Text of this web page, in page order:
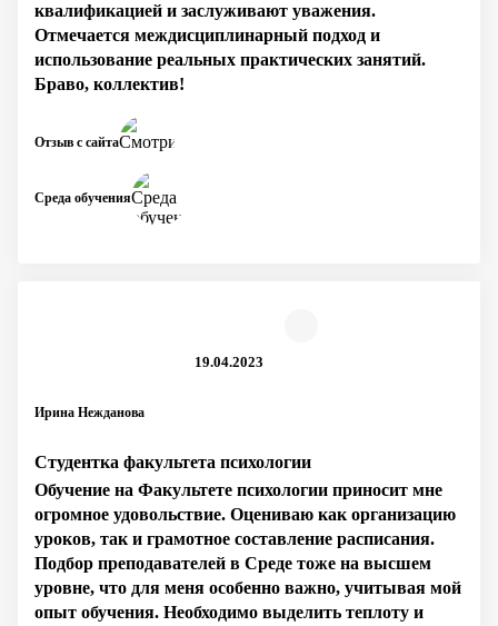
квалификацией и заслуживают уважения.
Отмечается междисциплинарный подход и
использование реальных практических занятий.
Браво, коллектив!
Среда обучения
Отзыв с сайта
Ирина Нежданова
19.04.2023
Студентка факультета психологии
Обучение на Факультете психологии приносит мне
огромное удовольствие. Оцениваю как организацию
уроков, так и грамотное составление расписания.
Подбор преподавателей в Среде тоже на высшем
уровне, что для меня особенно важно, учитывая мой
опыт обучения. Необходимо выделить теплоту и